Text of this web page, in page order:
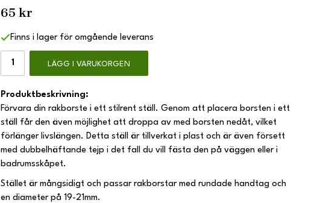
65 kr
Finns i lager för omgående leverans
LÄGG I VARUKORGEN
Produktbeskrivning:
Förvara din rakborste i ett stilrent ställ. Genom att placera borsten i ett
ställ får den även möjlighet att droppa av med borsten nedåt, vilket
förlänger livslängen. Detta ställ är tillverkat i plast och är även försett
med dubbelhäftande tejp i det fall du vill fästa den på väggen eller i
badrumsskåpet.
Stället är mångsidigt och passar rakborstar med rundade handtag och
en diameter på 19-21mm.